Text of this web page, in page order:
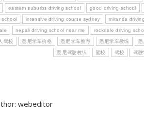
eastern suburbs driving school good driving school
school intensive driving course sydney miranda
nepali driving school near me rockdale driving
驾校 悉尼学车价格 悉尼学车推荐 悉尼学车教练 悉
悉尼驾驶教练 駕校 驾校 驾驶
webeditor